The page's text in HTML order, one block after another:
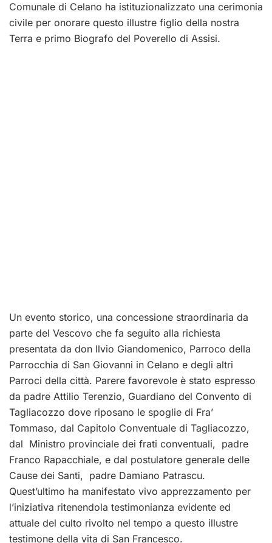
Comunale di Celano ha istituzionalizzato una cerimonia
civile per onorare questo illustre figlio della nostra
Terra e primo Biografo del Poverello di Assisi.
Un evento storico, una concessione straordinaria da
parte del Vescovo che fa seguito alla richiesta
presentata da don Ilvio Giandomenico, Parroco della
Parrocchia di San Giovanni in Celano e degli altri
Parroci della città. Parere favorevole è stato espresso
da padre Attilio Terenzio, Guardiano del Convento di
Tagliacozzo dove riposano le spoglie di Fra’
Tommaso, dal Capitolo Conventuale di Tagliacozzo,
dal Ministro provinciale dei frati conventuali, padre
Franco Rapacchiale, e dal postulatore generale delle
Cause dei Santi, padre Damiano Patrascu.
Quest’ultimo ha manifestato vivo apprezzamento per
l’iniziativa ritenendola testimonianza evidente ed
attuale del culto rivolto nel tempo a questo illustre
testimone della vita di San Francesco.